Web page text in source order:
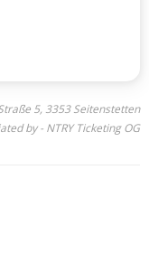
5, 3353 Seitenstetten
by - NTRY Ticketing OG